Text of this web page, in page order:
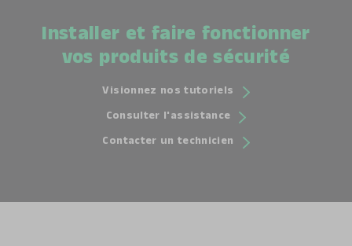
Installer et faire fonctionner
vos produits de sécurité
Visionnez nos tutoriels
Consulter l'assistance
Contacter un technicien